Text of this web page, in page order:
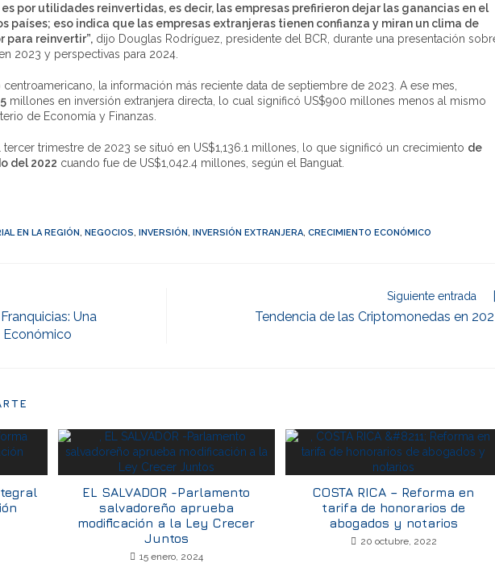
por utilidades reinvertidas, es decir, las empresas prefirieron dejar las ganancias en el
países; eso indica que las empresas extranjeras tienen confianza y miran un clima de
para reinvertir”, dijo Douglas Rodríguez, presidente del BCR, durante una presentación
2023 y perspectivas para 2024.
la información más reciente data de septiembre de 2023. A ese mes,
millones en inversión extranjera directa, lo cual significó US$900 millones menos al mismo
de Economía y Finanzas.
tercer trimestre de 2023 se situó en US$1,136.1 millones, lo que significó un crecimiento de
del 2022 cuando fue de US$1,042.4 millones, según el Banguat.
EN LA REGIÓN, NEGOCIOS, INVERSIÓN, INVERSIÓN EXTRANJERA, CRECIMIENTO ECONÓMICO
Una
Siguiente entrada
Tendencia de las Criptomonedas en
EL SALVADOR -Parlamento
salvadoreño aprueba
modificación a la Ley Crecer
Juntos
15 enero, 2024
COSTA RICA – Reforma en
tarifa de honorarios de
abogados y notarios
20 octubre, 2022